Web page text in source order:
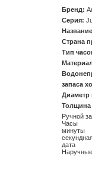
Бренд:
Серия:
Страна
Тип
запаса
Диаметр
Ручной
Часы
минуты
дата